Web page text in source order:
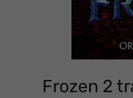
Frozen 2